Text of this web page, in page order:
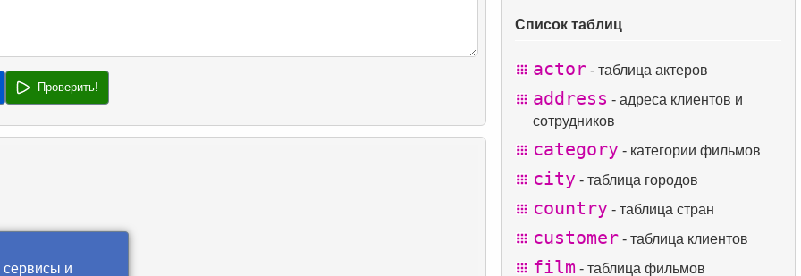
Проверить!
Список таблиц
actor - таблица актеров
address - адреса клиентов и
сотрудников
category - категории фильмов
city - таблица городов
country - таблица стран
customer - таблица клиентов
film - таблица фильмов
сервисы и